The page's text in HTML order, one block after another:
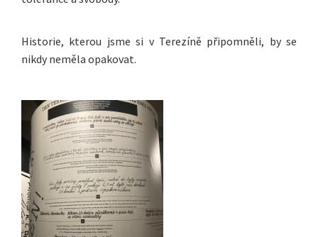
Historie, kterou jsme si v Terezíně připomněli, by se
nikdy neměla opakovat.